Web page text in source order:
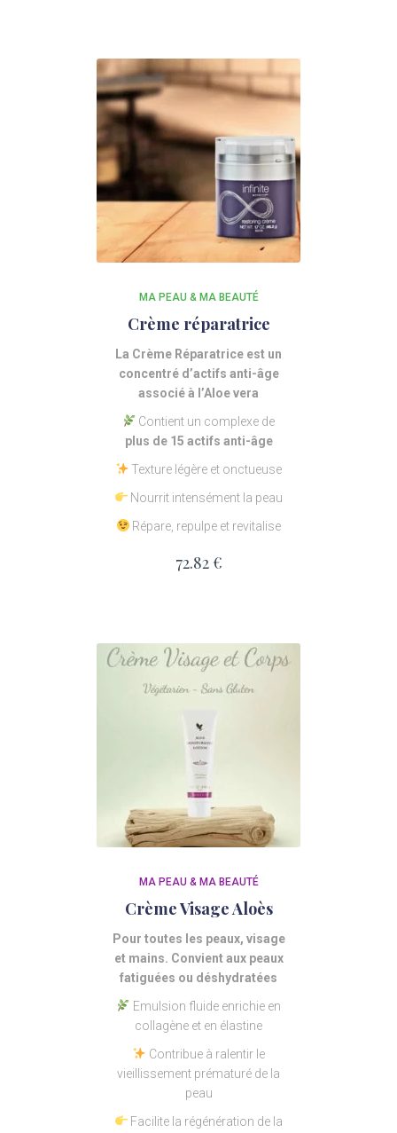
MA PEAU & MA BEAUTÉ
Crème réparatrice
La Crème Réparatrice est un
concentré d’actifs anti-âge
associé à l’Aloe vera
Contient un complexe de
plus de 15 actifs anti-âge
Texture légère et onctueuse
Nourrit intensément la peau
Répare, repulpe et revitalise
72.82 €
MA PEAU & MA BEAUTÉ
Crème Visage Aloès
Pour toutes les peaux, visage
et mains. Convient aux peaux
fatiguées ou déshydratées
Emulsion fluide enrichie en
collagène et en élastine
Contribue à ralentir le
vieillissement prématuré de la
peau
Facilite la régénération de la